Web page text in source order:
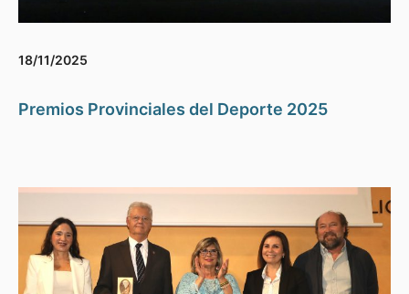
18/11/2025
Premios Provinciales del Deporte 2025